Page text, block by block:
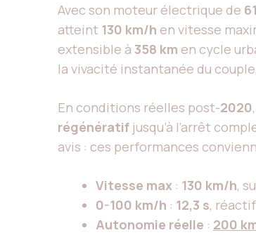
Avec son moteur électrique de
atteint 130 km/h en vitesse
extensible à 358 km en cycle
la vivacité instantanée du
En conditions réelles post-2020
régénératif jusqu’à l’arrêt
avis : ces performances
Vitesse max : 130 km/h,
0-100 km/h : 12,3 s,
Autonomie réelle : 200